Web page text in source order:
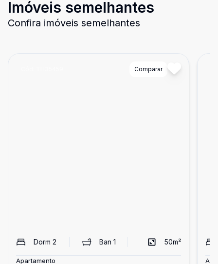
Imóveis semelhantes
Confira imóveis semelhantes
Comparar
Dorm 2 Ban 1 50m²
Apartamento